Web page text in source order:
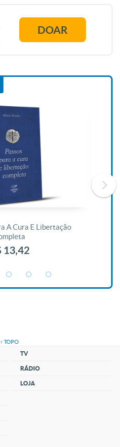
DOAR
A Cura E Libertação
13,42
↑ TOPO
TV
RÁDIO
LOJA